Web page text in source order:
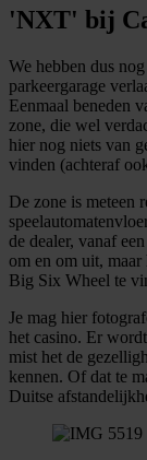
'NXT' bij
We hebben dus
parkeergarage
Eenmaal beneden
zone, die wel
hier nog niets van
vinden (achteraf
De zone is meteen
de dealer, vanaf
om en om uit,
Big Six Wheel te
Je mag hier
het casino. Er
mist het de
kennen. Of dat te
Duitse